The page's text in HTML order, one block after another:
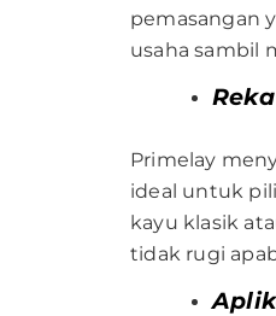
pemasangan
usaha sambil
Primelay
ideal untuk
kayu klasik
tidak rugi